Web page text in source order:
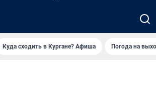
Куда сходить в Кургане? Афиша Погода на